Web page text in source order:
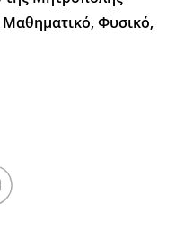
Μαθηματικό, Φυσικό,